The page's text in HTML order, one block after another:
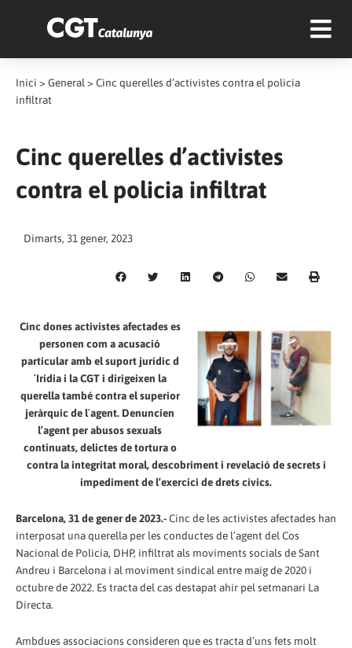
Inici > General > Cinc querelles d’activistes contra el policia
infiltrat
Cinc querelles d’activistes
contra el policia infiltrat
Dimarts, 31 gener, 2023
Cinc dones activistes afectades es
personen com a acusació
particular amb el suport jurídic d
´Irídia i la CGT i dirigeixen la
querella també contra el superior
jeràrquic de l´agent. Denuncien
l’agent per abusos sexuals
continuats, delictes de tortura o
contra la integritat moral, descobriment i revelació de secrets i
impediment de l’exercici de drets cívics.
Barcelona, 31 de gener de 2023.-Cinc de les activistes afectades han
interposat una querella per les conductes de l’agent del Cos
Nacional de Policia, DHP, infiltrat als moviments socials de Sant
Andreu i Barcelona i al moviment sindical entre maig de 2020 i
octubre de 2022. Es tracta del cas destapat ahir pel setmanari La
Directa.
Ambdues associacions consideren que es tracta d’uns fets molt